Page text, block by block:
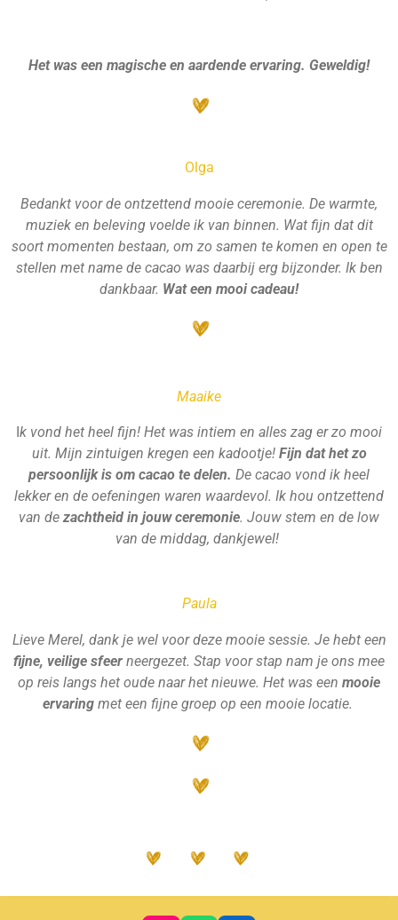
Het was een magische en aardende ervaring. Geweldig!
Olga
Bedankt voor de ontzettend mooie ceremonie. De warmte,
muziek en beleving voelde ik van binnen. Wat fijn dat dit
soort momenten bestaan, om zo samen te komen en open te
stellen met name de cacao was daarbij erg bijzonder. Ik ben
dankbaar. Wat een mooi cadeau!
Maaike
k vond het heel fijn! Het was intiem en alles zag er zo mooi
uit. Mijn zintuigen kregen een kadootje! Fijn dat het zo
persoonlijk is om cacao te delen. De cacao vond ik heel
lekker en de oefeningen waren waardevol. Ik hou ontzettend
van dezachtheid in jouw ceremonie. Jouw stem en de low
van de middag, dankjewel!
Paula
Lieve Merel, dank je wel voor deze mooie sessie. Je hebt een
fijne, veilige sfeer neergezet. Stap voor stap nam je ons mee
op reis langs het oude naar het nieuwe. Het was een mooie
ervaringmet een fijne groep op een mooie locatie.